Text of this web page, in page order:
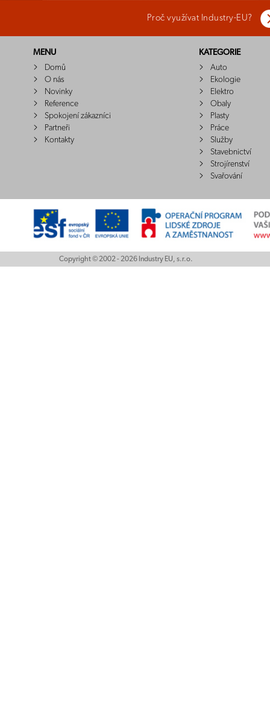
Proč využívat Industry-EU?
MENU
Domů
O nás
Novinky
Reference
Spokojení zákazníci
Partneři
Kontakty
KATEGORIE
Auto
Ekologie
Elektro
Obaly
Plasty
Práce
Služby
Stavebnictví
Strojírenství
Svařování
Copyright © 2002 - 2026 Industry EU, s.r.o.